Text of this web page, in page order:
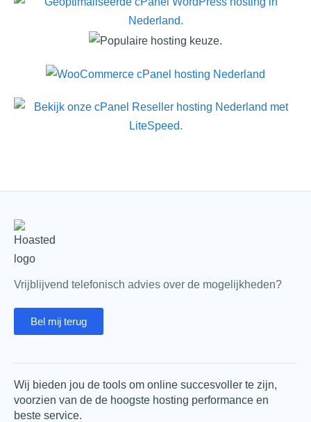
Vrijblijvend telefonisch advies over de mogelijkheden?
Bel mij terug
Wij bieden jou de tools om online succesvoller te zijn,
voorzien van de de hoogste hosting performance en
beste service.